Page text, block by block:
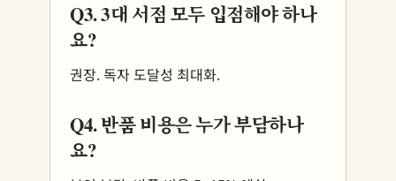
Q3. 3대 서점 모두 입점해야 하나
요?
권장. 독자 도달성 최대화.
Q4. 반품 비용은 누가 부담하나
요?